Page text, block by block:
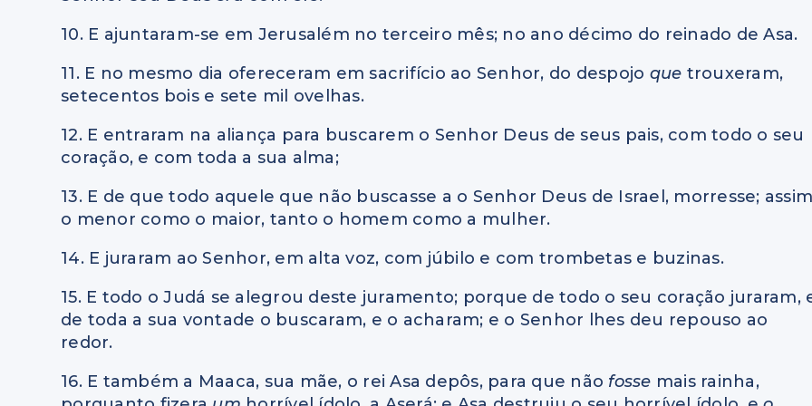
10. E ajuntaram-se em Jerusalém no terceiro mês; no ano décimo do reinado de Asa.
11. E no mesmo dia ofereceram em sacrifício ao Senhor, do despojo que trouxeram,
setecentos bois e sete mil ovelhas.
12. E entraram na aliança para buscarem o Senhor Deus de seus pais, com todo o seu
coração, e com toda a sua alma;
13. E de que todo aquele que não buscasse a o Senhor Deus de Israel, morresse;
o menor como o maior, tanto o homem como a mulher.
14. E juraram ao Senhor, em alta voz, com júbilo e com trombetas e buzinas.
15. E todo o Judá se alegrou deste juramento; porque de todo o seu coração juraram,
de toda a sua vontade o buscaram, e o acharam; e o Senhor lhes deu repouso ao
redor.
16. E também a Maaca, sua mãe, o rei Asa depôs, para que não fosse mais rainha,